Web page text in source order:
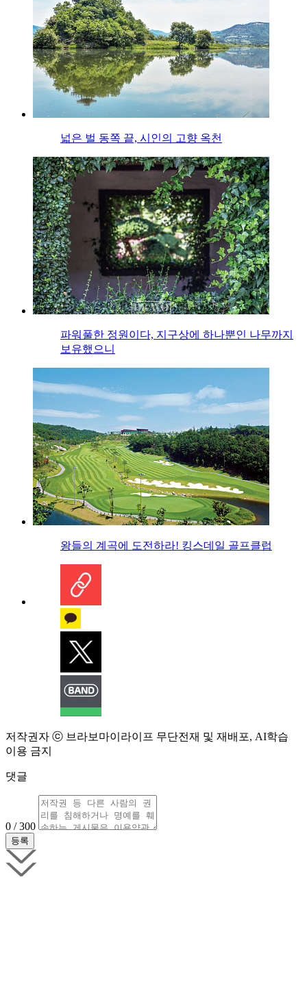
넓은 벌 동쪽 끝, 시인의 고향 옥천
파워풀한 정원이다, 지구상에 하나뿐인 나무까지
보유했으니
왕들의 계곡에 도전하라! 킹스데일 골프클럽
저작권자 ⓒ 브라보마이라이프 무단전재 및 재배포, AI학습
이용 금지
댓글
0 / 300